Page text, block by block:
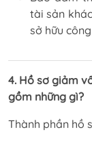
tài sản
sở hữu
4. Hồ sơ giảm
gồm những gì?
Thành phần hồ